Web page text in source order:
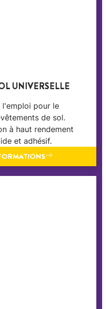
UNIVERSELLE
l'emploi pour le
de sol.
à haut rendement
et adhésif.